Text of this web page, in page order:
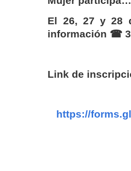
El 26, 27 y 28
información ☎
Link de
https://